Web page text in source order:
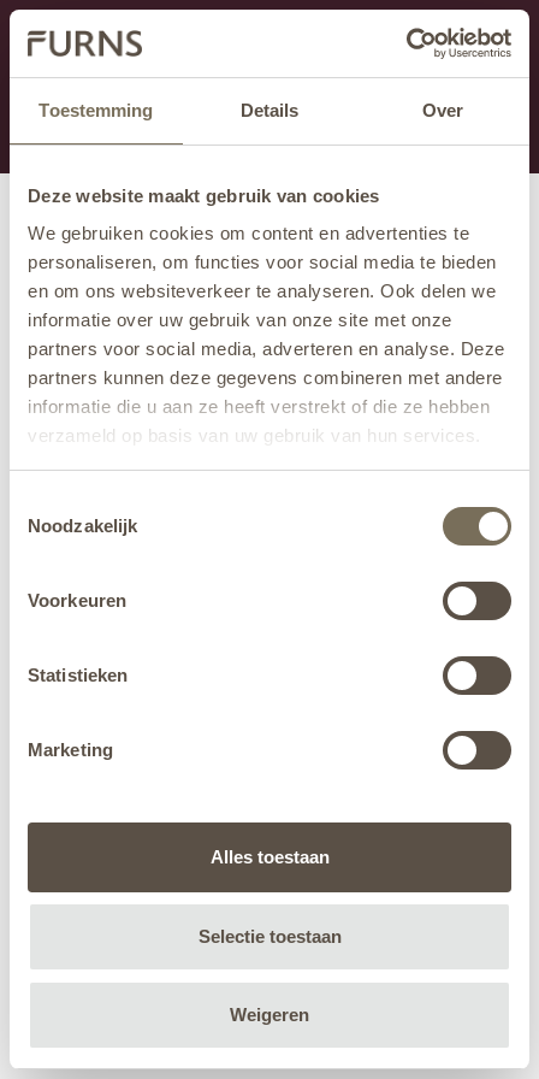
Toestemming Details Over
Deze website maakt gebruik van cookies
We gebruiken cookies om content en advertenties te
personaliseren, om functies voor social media te bieden
en om ons websiteverkeer te analyseren. Ook delen we
informatie over uw gebruik van onze site met onze
partners voor social media, adverteren en analyse. Deze
partners kunnen deze gegevens combineren met andere
informatie die u aan ze heeft verstrekt of die ze hebben
verzameld op basis van uw gebruik van hun services.
jehier.
Noodzakelijk
Voorkeuren
Statistieken
Marketing
Alles toestaan
Selectie toestaan
Weigeren
Ten dział jest obecnie w konserwacji. Jeśli brakuje Ci
informacji.
możesz zadzwonić pod numer +31 413 351 272 lub